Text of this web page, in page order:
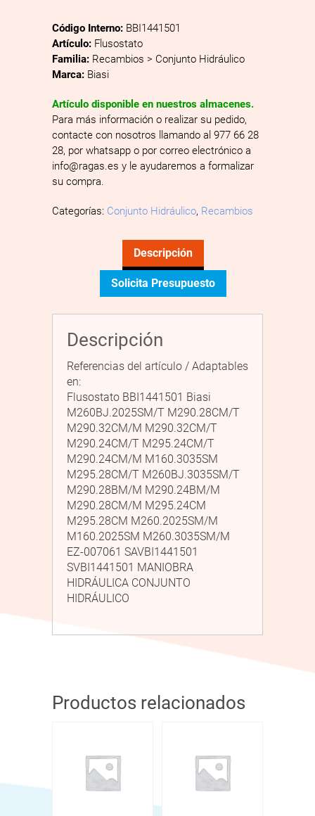
Código Interno: BBI1441501
Artículo: Flusostato
Familia: Recambios > Conjunto Hidráulico
Marca: Biasi
Artículo disponible en nuestros almacenes.
Para más información o realizar su pedido,
contacte con nosotros llamando al 977 66 28
28, por whatsapp o por correo electrónico a
info@ragas.es y le ayudaremos a formalizar
su compra.
Categorías: Conjunto Hidráulico, Recambios
Descripción
Solicita Presupuesto
Descripción
Referencias del artículo / Adaptables
en:
Flusostato BBI1441501 Biasi
M260BJ.2025SM/T M290.28CM/T
M290.32CM/M M290.32CM/T
M290.24CM/T M295.24CM/T
M290.24CM/M M160.3035SM
M295.28CM/T M260BJ.3035SM/T
M290.28BM/M M290.24BM/M
M290.28CM/M M295.24CM
M295.28CM M260.2025SM/M
M160.2025SM M260.3035SM/M
EZ-007061 SAVBI1441501
SVBI1441501 MANIOBRA
HIDRÁULICA CONJUNTO
HIDRÁULICO
Productos relacionados